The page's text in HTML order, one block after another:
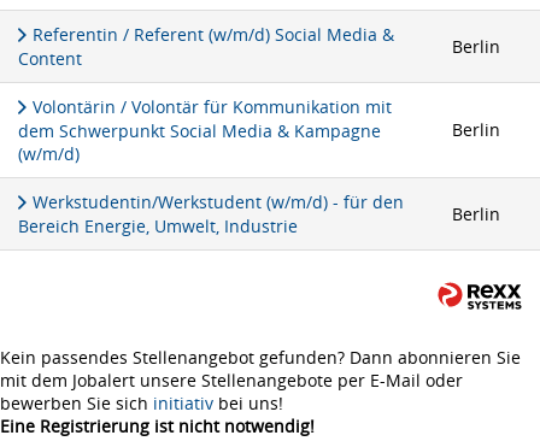
Referentin / Referent (w/m/d) Social Media &
Content
Berlin
Volontärin / Volontär für Kommunikation mit
dem Schwerpunkt Social Media & Kampagne
(w/m/d)
Berlin
Werkstudentin/Werkstudent (w/m/d) - für den
Bereich Energie, Umwelt, Industrie
Berlin
Kein passendes Stellenangebot gefunden? Dann abonnieren Sie
mit dem Jobalert unsere Stellenangebote per E-Mail oder
bewerben Sie sich initiativ bei uns!
Eine Registrierung ist nicht notwendig!